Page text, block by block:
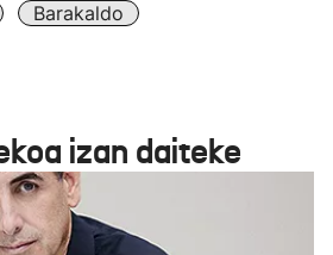
Barakaldo
izan daiteke